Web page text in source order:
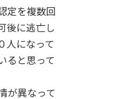
定を複数回
後に逃亡し
人になって
ると思って
が異なって